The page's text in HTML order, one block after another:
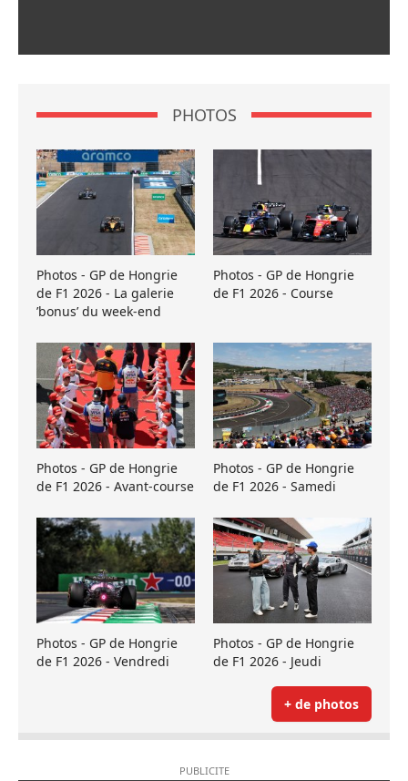
PHOTOS
Photos - GP de Hongrie
de F1 2026 - La galerie
’bonus’ du week-end
Photos - GP de Hongrie
de F1 2026 - Course
Photos - GP de Hongrie
de F1 2026 - Avant-course
Photos - GP de Hongrie
de F1 2026 - Samedi
Photos - GP de Hongrie
de F1 2026 - Vendredi
Photos - GP de Hongrie
de F1 2026 - Jeudi
+ de photos